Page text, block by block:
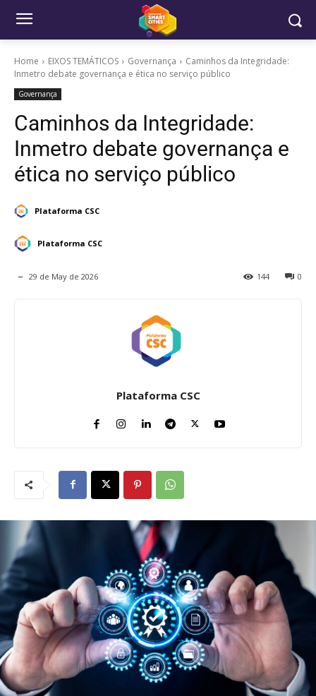
Home EIXOS TEMÁTICOS Governança
Caminhos da Integridade:
Inmetro debate governança e ética no serviço público
Governança
Caminhos da Integridade:
Inmetro debate governança e
ética no serviço público
Plataforma CSC
Plataforma CSC
29 de May de 2026 0
144
Plataforma CSC